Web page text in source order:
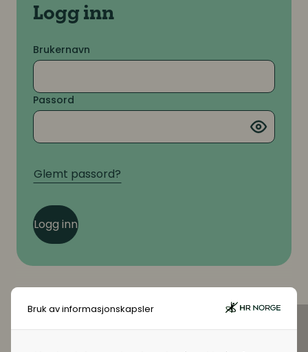
Bruk av informasjonskapsler
Logg inn
Brukernavn
Passord
Glemt passord?
Logg inn
Virksomhetsmedlem?